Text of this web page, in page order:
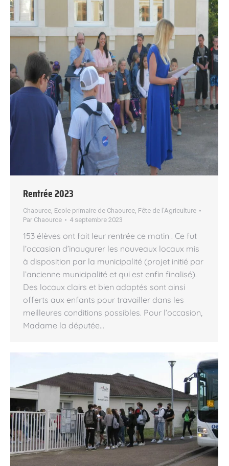
Rentrée 2023
Chaource, Ecole primaire de Chaource, Fête de l'Agriculture
Par Chaource 4 septembre 2023
153 élèves ont fait leur rentrée ce matin . Ce fut
l’occasion d’inaugurer les nouveaux locaux mis
à disposition par la municipalité (projet initié par
l’ancienne municipalité et qui est enfin finalisé).
Des locaux clairs et bien adaptés sont ainsi
offerts aux enfants pour travailler dans les
meilleures conditions possibles. Pour l’occasion,
Madame la députée…